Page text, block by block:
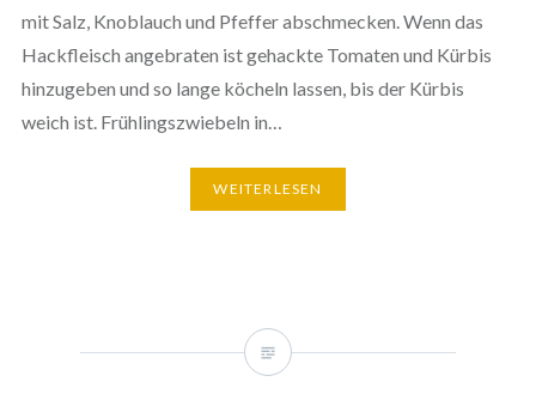
mit Salz, Knoblauch und Pfeffer abschmecken. Wenn das
Hackfleisch angebraten ist gehackte Tomaten und Kürbis
hinzugeben und so lange köcheln lassen, bis der Kürbis
weich ist. Frühlingszwiebeln in…
WEITERLESEN